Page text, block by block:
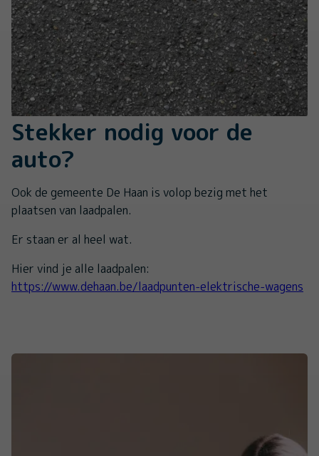
Stekker nodig voor de
auto?
Ook de gemeente De Haan is volop bezig met het
plaatsen van laadpalen.
Er staan er al heel wat.
Hier vind je alle laadpalen:
https://www.dehaan.be/laadpunten-elektrische-wagens